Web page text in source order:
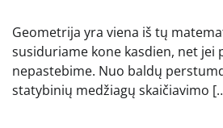
Geometrija yra viena iš tų
susiduriame kone kasdien, net jei
nepastebime. Nuo baldų
statybinių medžiagų skaičiavimo